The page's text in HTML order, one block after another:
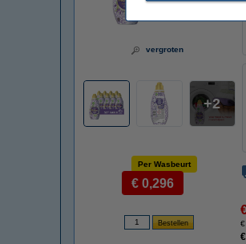
vergroten
2
Per Wasbeurt
€ 0,296